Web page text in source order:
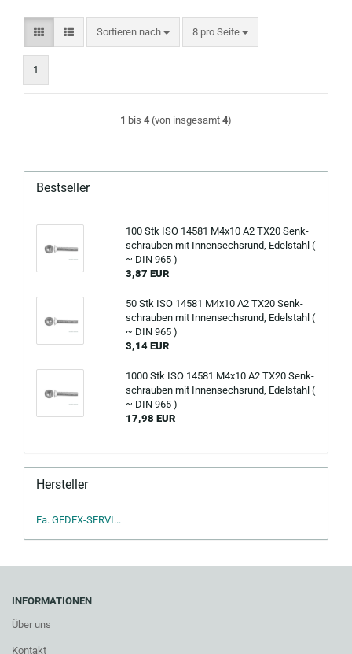
Sortieren nach
Sortieren nach 8 pro Seite
pro Seite
1
1 bis 4 (von insgesamt 4)
Bestseller
100 Stk ISO 14581 M4x10 A2 TX20 Senk­
schrau­ben mit In­nen­sechs­rund, Edel­stahl (
~ DIN 965 )
3,87 EUR
50 Stk ISO 14581 M4x10 A2 TX20 Senk­
schrau­ben mit In­nen­sechs­rund, Edel­stahl (
~ DIN 965 )
3,14 EUR
1000 Stk ISO 14581 M4x10 A2 TX20 Senk­
schrau­ben mit In­nen­sechs­rund, Edel­stahl (
~ DIN 965 )
17,98 EUR
Hersteller
Fa. GEDEX-SERVI...
INFORMATIONEN
Über uns
Kontakt